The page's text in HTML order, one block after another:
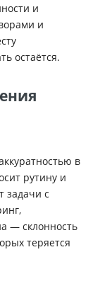
и
и
остаётся.
в
рутину и
задачи с
— склонность
теряется